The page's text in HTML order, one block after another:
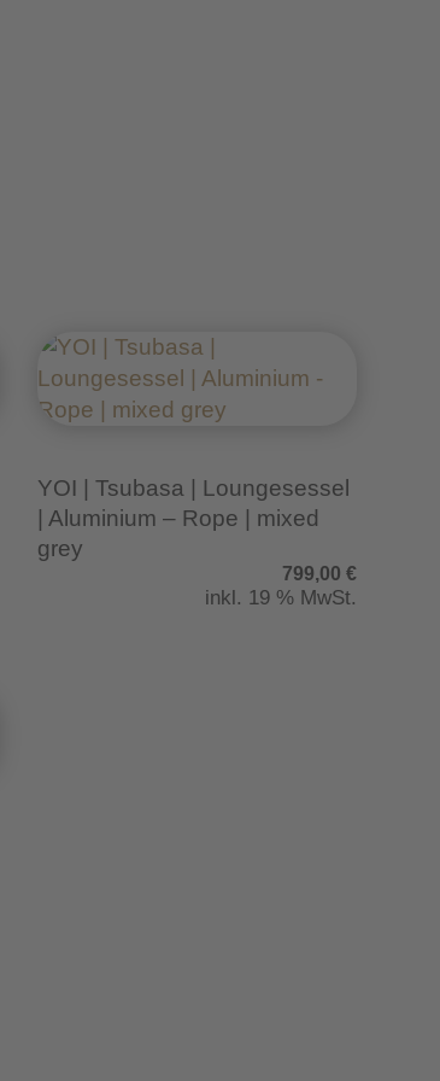
YOI | Tsubasa | Loungesessel
| Aluminium – Rope | mixed
grey
799,00€
inkl. 19 % MwSt.